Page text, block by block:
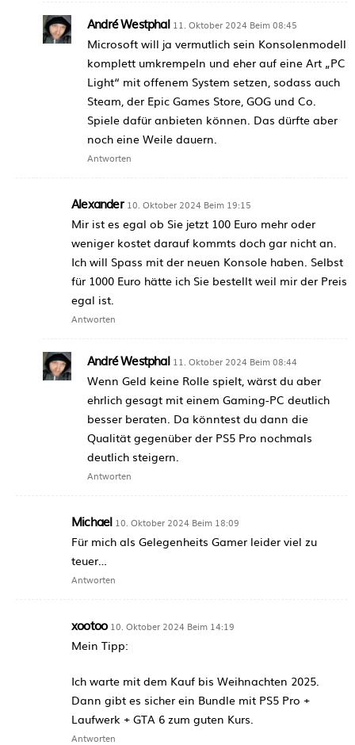
André Westphal 11. Oktober 2024 Beim 08:45
Microsoft will ja vermutlich sein Konsolenmodell
komplett umkrempeln und eher auf eine Art „PC
Light“ mit offenem System setzen, sodass auch
Steam, der Epic Games Store, GOG und Co.
Spiele dafür anbieten können. Das dürfte aber
noch eine Weile dauern.
Antworten
Alexander 10. Oktober 2024 Beim 19:15
Mir ist es egal ob Sie jetzt 100 Euro mehr oder
weniger kostet darauf kommts doch gar nicht an.
Ich will Spass mit der neuen Konsole haben. Selbst
für 1000 Euro hätte ich Sie bestellt weil mir der Preis
egal ist.
Antworten
André Westphal 11. Oktober 2024 Beim 08:44
Wenn Geld keine Rolle spielt, wärst du aber
ehrlich gesagt mit einem Gaming-PC deutlich
besser beraten. Da könntest du dann die
Qualität gegenüber der PS5 Pro nochmals
deutlich steigern.
Antworten
Michael 10. Oktober 2024 Beim 18:09
Für mich als Gelegenheits Gamer leider viel zu
teuer…
Antworten
xootoo 10. Oktober 2024 Beim 14:19
Mein Tipp:
Ich warte mit dem Kauf bis Weihnachten 2025.
Dann gibt es sicher ein Bundle mit PS5 Pro +
Laufwerk + GTA 6 zum guten Kurs.
Antworten